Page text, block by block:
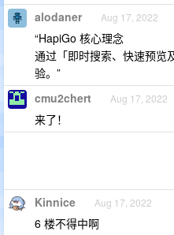
alodaner Aug 17, 2022
“HapiGo 核心理念
通过「即时搜索、快速预览
验。”
cmu2chert Aug 17, 2022
来了！
Kinnice Aug 17, 2022
6 楼不得中啊